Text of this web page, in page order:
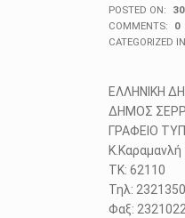
POSTED ON:
COMMENTS:
0
CATEGORIZED
ΔΗΜΟΣ
ΓΡΑΦΕΙΟ
Κ.Καραμανλή
ΤΚ: 62110
Τηλ:
Φαξ: